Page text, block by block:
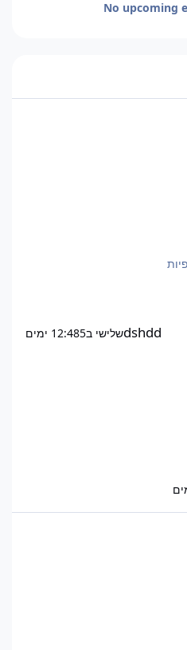
No upcoming
dshddשלישי ב12:485 ימים